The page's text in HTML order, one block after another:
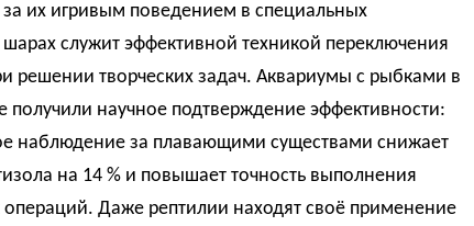
их игривым поведением в специальных
шарах служит эффективной техникой переключения
решении творческих задач. Аквариумы с рыбками в
получили научное подтверждение эффективности:
наблюдение за плавающими существами снижает
на 14 % и повышает точность выполнения
Даже рептилии находят своё применение